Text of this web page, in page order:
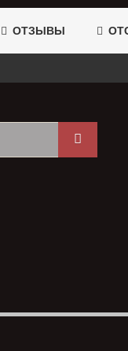
ОТЗЫВЫ